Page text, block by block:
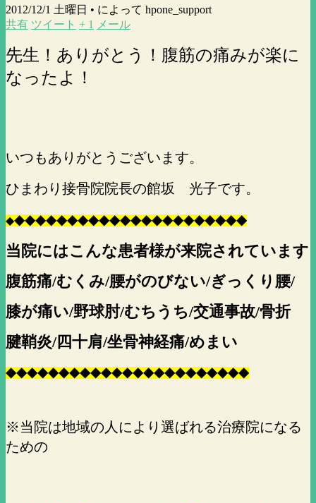
2012/12/1 土曜日 • によって hpone_support
共有 ツイート + 1 メール
先生！ありがとう！腹筋の痛みが楽に
なったよ！
いつもありがとうございます。
ひまわり接骨院院長の館坂 光子です。
◆◆◆◆◆◆◆◆◆◆◆◆◆◆◆◆◆◆◆◆◆◆◆
当院にはこんな患者様が来院されています
腹筋痛/むくみ/腰がのびない/ぎっくり腰/
膝が痛い/野球肘/むちうち/交通事故/骨折
腱鞘炎/四十肩/坐骨神経痛/めまい
◆◆◆◆◆◆◆◆◆◆◆◆◆◆◆◆◆◆◆◆◆◆◆
※当院は地域の人により選ばれる治療院になる
ための